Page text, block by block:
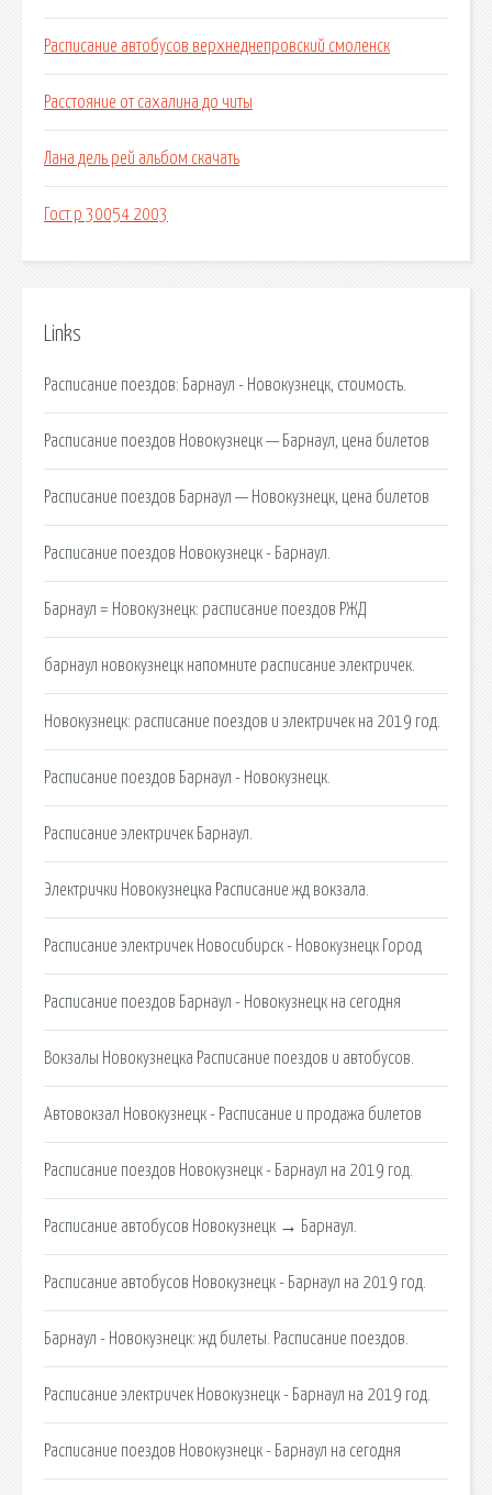
Расписание автобусов верхнеднепровский смоленск
Расстояние от сахалина до читы
Лана дель рей альбом скачать
Гост р 30054 2003
Links
Расписание поездов: Барнаул - Новокузнецк, стоимость.
Расписание поездов Новокузнецк — Барнаул, цена билетов
Расписание поездов Барнаул — Новокузнецк, цена билетов
Расписание поездов Новокузнецк - Барнаул.
Барнаул = Новокузнецк: расписание поездов РЖД
барнаул новокузнецк напомните расписание электричек.
Новокузнецк: расписание поездов и электричек на 2019 год.
Расписание поездов Барнаул - Новокузнецк.
Расписание электричек Барнаул.
Электрички Новокузнецка Расписание жд вокзала.
Расписание электричек Новосибирск - Новокузнецк Город
Расписание поездов Барнаул - Новокузнецк на сегодня
Вокзалы Новокузнецка Расписание поездов и автобусов.
Автовокзал Новокузнецк - Расписание и продажа билетов
Расписание поездов Новокузнецк - Барнаул на 2019 год.
Расписание автобусов Новокузнецк → Барнаул.
Расписание автобусов Новокузнецк - Барнаул на 2019 год.
Барнаул - Новокузнецк: жд билеты. Расписание поездов.
Расписание электричек Новокузнецк - Барнаул на 2019 год.
Расписание поездов Новокузнецк - Барнаул на сегодня